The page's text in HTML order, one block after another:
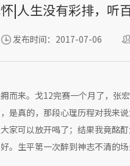
|人生没有彩排，听
发布时间：2017-07-06
而来。戈12完赛一个月了，张
是真的，那段心理历程对我来
家可以放开喝了；结果我竟酩
。生平第一次醉到神志不清的